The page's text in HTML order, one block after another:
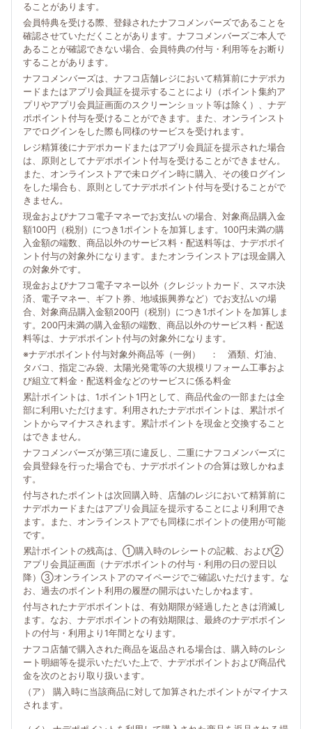
ることがあります。
会員特典を受ける際、登録されたナフコメンバーズであることを
確認させていただくことがあります。ナフコメンバーズご本人で
あることが確認できない場合、会員特典の付与・利用等をお断り
することがあります。
ナフコメンバーズは、ナフコ店舗レジにおいて精算前にナデポカ
ードまたはアプリ会員証を提示することにより（ポイント集約ア
プリやアプリ会員証画面のスクリーンショット等は除く）、ナデ
ポポイント付与を受けることができます。また、オンラインスト
アでログインをした際も同様のサービスを受けれます。
レジ精算後にナデポカードまたはアプリ会員証を提示された場合
は、原則としてナデポポイント付与を受けることができません。
また、オンラインストアで未ログイン時に購入、その後ログイン
をした場合も、原則としてナデポポイント付与を受けることがで
きません。
現金およびナフコ電子マネーでお支払いの場合、対象商品購入金
額100円（税別）につき1ポイントを加算します。100円未満の購
入金額の端数、商品以外のサービス料・配送料等は、ナデポポイ
ント付与の対象外になります。またオンラインストアは現金購入
の対象外です。
現金およびナフコ電子マネー以外（クレジットカード、スマホ決
済、電子マネー、ギフト券、地域振興券など）でお支払いの場
合、対象商品購入金額200円（税別）につき1ポイントを加算しま
す。200円未満の購入金額の端数、商品以外のサービス料・配送
料等は、ナデポポイント付与の対象外になります。
※ナデポポイント付与対象外商品等（一例） ： 酒類、灯油、
タバコ、指定ごみ袋、太陽光発電等の大規模リフォーム工事およ
び組立て料金・配送料金などのサービスに係る料金
累計ポイントは、1ポイント1円として、商品代金の一部または全
部に利用いただけます。利用されたナデポポイントは、累計ポイ
ントからマイナスされます。累計ポイントを現金と交換すること
はできません。
ナフコメンバーズが第三項に違反し、二重にナフコメンバーズに
会員登録を行った場合でも、ナデポポイントの合算は致しかねま
す。
付与されたポイントは次回購入時、店舗のレジにおいて精算前に
ナデポカードまたはアプリ会員証を提示することにより利用でき
ます。また、オンラインストアでも同様にポイントの使用が可能
です。
累計ポイントの残高は、①購入時のレシートの記載、および②
アプリ会員証画面（ナデポポイントの付与・利用の日の翌日以
降）③オンラインストアのマイページでご確認いただけます。な
お、過去のポイント利用の履歴の開示はいたしかねます。
付与されたナデポポイントは、有効期限が経過したときは消滅し
ます。なお、ナデポポイントの有効期限は、最終のナデポポイン
トの付与・利用より1年間となります。
ナフコ店舗で購入された商品を返品される場合は、購入時のレシ
ート明細等を提示いただいた上で、ナデポポイントおよび商品代
金を次のとおり取り扱います。
（ア） 購入時に当該商品に対して加算されたポイントがマイナス
されます。